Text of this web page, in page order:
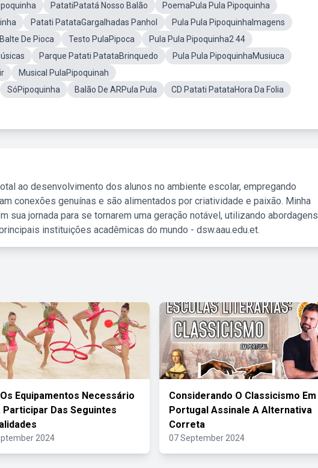
PatatiPatatá Nosso Balão
PoemaPula Pula Pipoquinha
Patati PatataGargalhadas Panhol
Pula Pula PipoquinhaImagens
De Pioca Testo PulaPipoca
Pula Pula Pipoquinha2 44
Parque Patati PatataBrinquedo
Pula Pula PipoquinhaMusiuca
Musical PulaPipoquinah
SóPipoquinha Balão De ARPula Pula
CD Patati PatataHora Da Folia
ao desenvolvimento dos alunos no ambiente escolar, empregando
conexões genuínas e são alimentados por criatividade e paixão. Minha
sua jornada para se tornarem uma geração notável, utilizando abordagens
instituições acadêmicas do mundo - dsw.aau.edu.et.
Equipamentos Necessário
Participar Das Seguintes
2024
Considerando O Classicismo Em
Portugal Assinale A Alternativa
Correta
07 September 2024